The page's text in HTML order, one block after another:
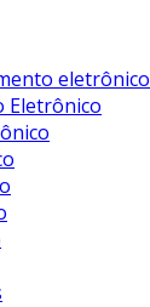
eletrônico
Eletrônico